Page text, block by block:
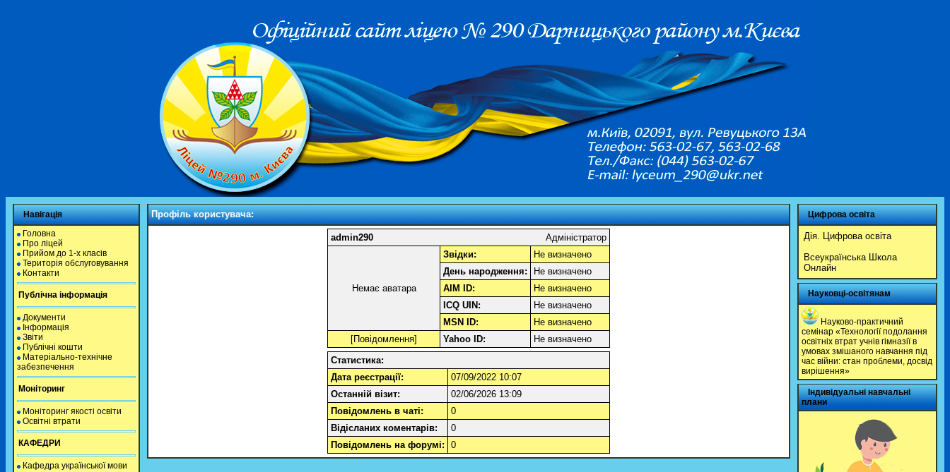
Навігація
Головна
Про ліцей
Прийом до 1-х класів
Територія обслуговування
Контакти
Публічна інформація
Документи
Інформація
Звіти
Публічні кошти
Матеріально-технічне
забезпечення
Моніторинг
Моніторинг якості освіти
Освітні втрати
КАФЕДРИ
Кафедра української мови
Профіль користувача:
admin290 Адміністратор
Немає аватара
Звідки:
Не визначено
День народження:
Не визначено
AIM ID:
Не визначено
ICQ UIN:
Не визначено
MSN ID:
Не визначено
[Повідомлення] Yahoo ID:
Не визначено
Статистика:
Дата реєстрації:
07/09/2022 10:07
Останній візит:
02/06/2026 13:09
Повідомлень в чаті:
0
Відісланих коментарів:
0
Повідомлень на форумі:
0
Цифрова освіта
Дія. Цифрова освіта
Всеукраїнська Школа
Онлайн
Науковці-освітянам
Науково-практичний
семінар «Технології подолання
освітніх втрат учнів гімназії в
умовах змішаного навчання під
час війни: стан проблеми, досвід
вирішення»
Індивідуальні навчальні
плани